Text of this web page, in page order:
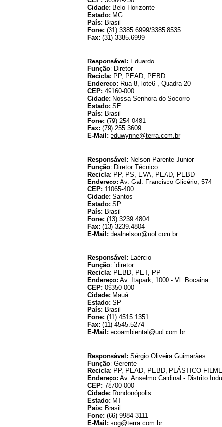
Cidade: Belo Horizonte
Estado: MG
País: Brasil
Fone: (31) 3385.6999/3385.8535
Fax: (31) 3385.6999
Responsável: Eduardo
Função: Diretor
Recicla: PP, PEAD, PEBD
Endereço: Rua 8, lote6 , Quadra 20
CEP: 49160-000
Cidade: Nossa Senhora do Socorro
Estado: SE
País: Brasil
Fone: (79) 254 0481
Fax: (79) 255 3609
E-Mail: eduwynne@terra.com.br
Responsável: Nelson Parente Junior
Função: Diretor Técnico
Recicla: PP, PS, EVA, PEAD, PEBD
Endereço: Av. Gal. Francisco Glicério, 574
CEP: 11065-400
Cidade: Santos
Estado: SP
País: Brasil
Fone: (13) 3239.4804
Fax: (13) 3239.4804
E-Mail: dealnelson@uol.com.br
Responsável: Laércio
Função: ´diretor
Recicla: PEBD, PET, PP
Endereço: Av. Itapark, 1000 - Vl. Bocaina
CEP: 09350-000
Cidade: Mauá
Estado: SP
País: Brasil
Fone: (11) 4515.1351
Fax: (11) 4545.5274
E-Mail: ecoambiental@uol.com.br
Responsável: Sérgio Oliveira Guimarães
Função: Gerente
Recicla: PP, PEAD, PEBD, PLÁSTICO FILME
Endereço: Av. Anselmo Cardinal - Distrito
CEP: 78700-000
Cidade: Rondonópolis
Estado: MT
País: Brasil
Fone: (66) 9984-3111
E-Mail: sog@terra.com.br